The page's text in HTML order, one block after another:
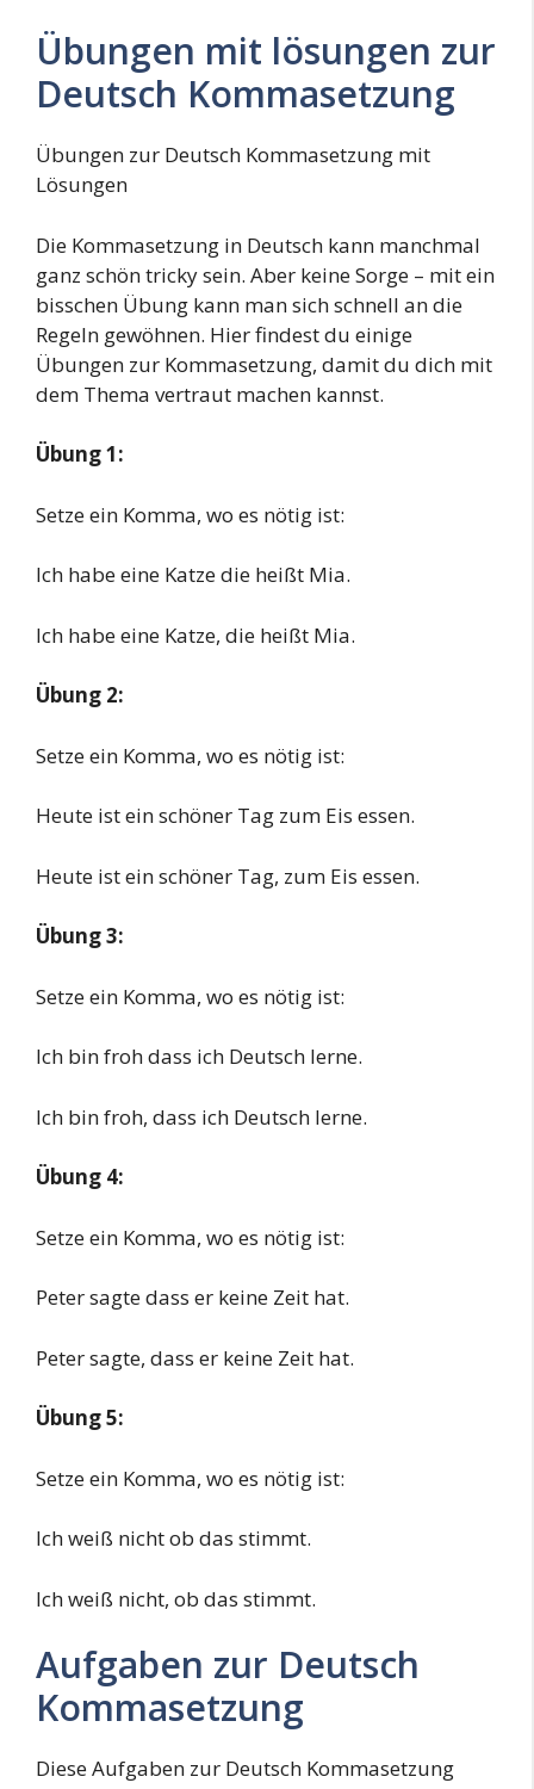
Übungen mit lösungen zur
Deutsch Kommasetzung
Übungen zur Deutsch Kommasetzung mit
Lösungen
Die Kommasetzung in Deutsch kann manchmal
ganz schön tricky sein. Aber keine Sorge – mit ein
bisschen Übung kann man sich schnell an die
Regeln gewöhnen. Hier findest du einige
Übungen zur Kommasetzung, damit du dich mit
dem Thema vertraut machen kannst.
Übung 1:
Setze ein Komma, wo es nötig ist:
Ich habe eine Katze die heißt Mia.
Ich habe eine Katze, die heißt Mia.
Übung 2:
Setze ein Komma, wo es nötig ist:
Heute ist ein schöner Tag zum Eis essen.
Heute ist ein schöner Tag, zum Eis essen.
Übung 3:
Setze ein Komma, wo es nötig ist:
Ich bin froh dass ich Deutsch lerne.
Ich bin froh, dass ich Deutsch lerne.
Übung 4:
Setze ein Komma, wo es nötig ist:
Peter sagte dass er keine Zeit hat.
Peter sagte, dass er keine Zeit hat.
Übung 5:
Setze ein Komma, wo es nötig ist:
Ich weiß nicht ob das stimmt.
Ich weiß nicht, ob das stimmt.
Aufgaben zur Deutsch
Kommasetzung
Diese Aufgaben zur Deutsch Kommasetzung